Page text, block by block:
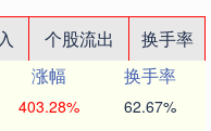
个股流出
换手率
涨幅
换手率
403.28% 62.67%